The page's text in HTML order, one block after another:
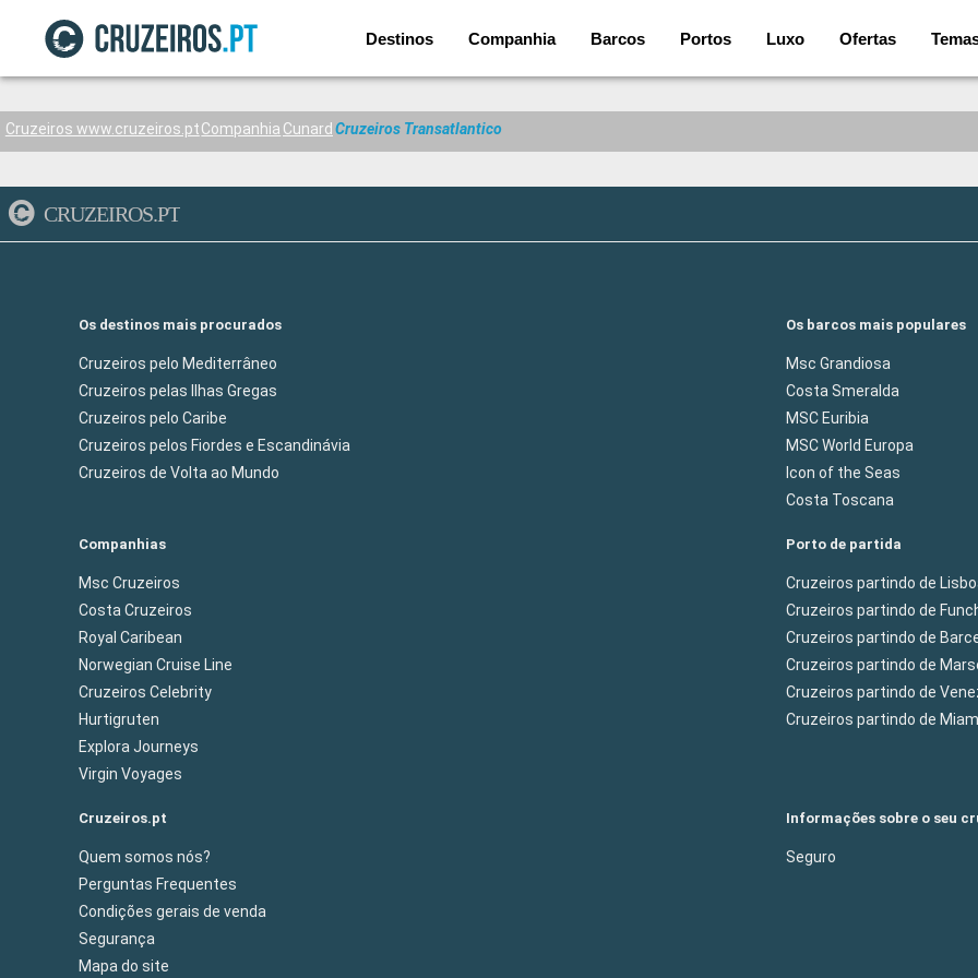
Destinos Companhia Barcos Portos Luxo Ofertas
Cruzeiros www.cruzeiros.ptCompanhia Cunard Cruzeiros Transatlantico
CRUZEIROS.PT
Os destinos mais procurados
Cruzeiros pelo Mediterrâneo
Cruzeiros pelas Ilhas Gregas
Cruzeiros pelo Caribe
Cruzeiros pelos Fiordes e Escandinávia
Cruzeiros de Volta ao Mundo
Os barcos mais populares
Msc Grandiosa
Costa Smeralda
MSC Euribia
MSC World Europa
Icon of the Seas
Costa Toscana
Companhias
Msc Cruzeiros
Costa Cruzeiros
Royal Caribean
Norwegian Cruise Line
Cruzeiros Celebrity
Hurtigruten
Explora Journeys
Virgin Voyages
Porto de partida
Cruzeiros partindo de
Cruzeiros partindo de
Cruzeiros partindo de
Cruzeiros partindo de
Cruzeiros partindo de
Cruzeiros partindo de Miam
Cruzeiros.pt
Quem somos nós?
Perguntas Frequentes
Condições gerais de venda
Segurança
Mapa do site
Informações sobre o seu
Seguro